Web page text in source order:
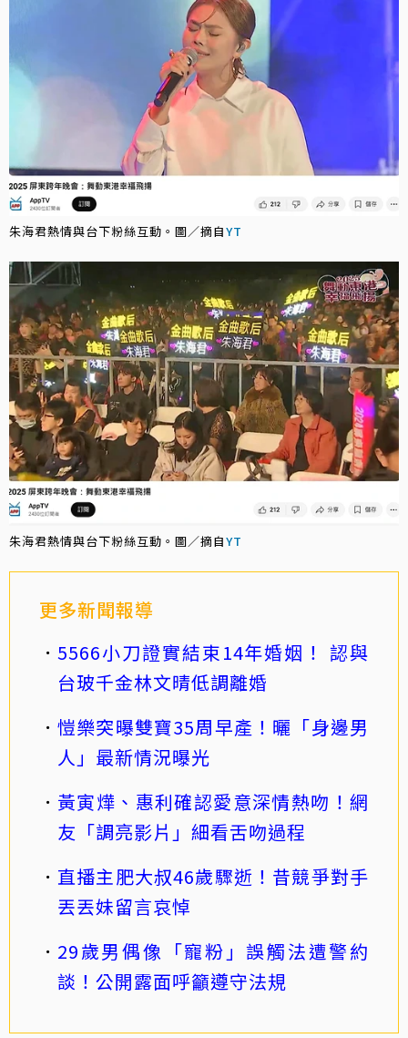
朱海君熱情與台下粉絲互動。圖／摘自YT
朱海君熱情與台下粉絲互動。圖／摘自YT
更多新聞報導
5566小刀證實結束14年婚姻！ 認與
台玻千金林文晴低調離婚
愷樂突曝雙寶35周早產！曬「身邊男
人」最新情況曝光
黃寅燁、惠利確認愛意深情熱吻！網
友「調亮影片」細看舌吻過程
直播主肥大叔46歲驟逝！昔競爭對手
丟丟妹留言哀悼
29歲男偶像「寵粉」誤觸法遭警約
談！公開露面呼籲遵守法規